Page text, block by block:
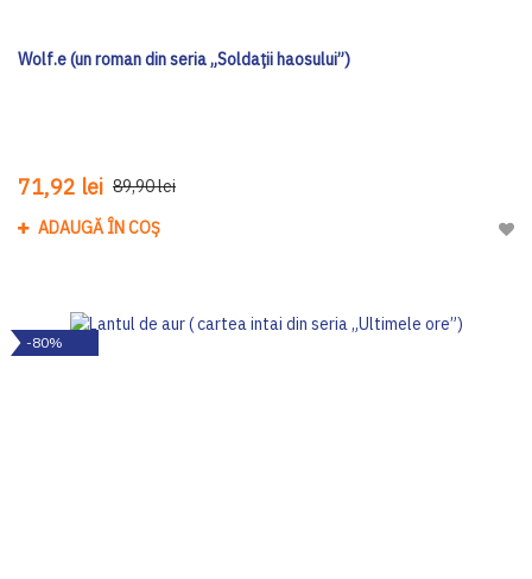
Wolf.e (un roman din seria „Soldații haosului”)
71,92 lei 89,90 lei
ADAUGĂ ÎN COȘ
-80%